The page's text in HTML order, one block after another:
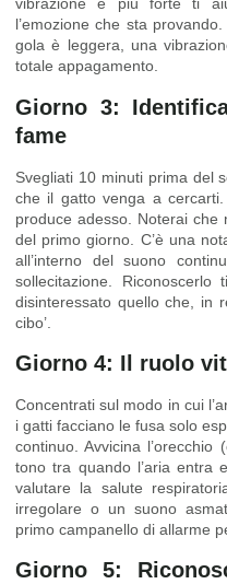
vibrazione è più forte ti
l’emozione che sta
gola è leggera, una
totale appagamento.
Giorno 3:
fame
Svegliati 10 minuti prima del
che il gatto venga a
produce adesso. Noterai
del primo giorno. C’è una
all’interno del suono
sollecitazione.
disinteressato quello che, in
cibo’.
Giorno 4: Il ruolo
Concentrati sul modo in cui
i gatti facciano le fusa solo
continuo. Avvicina
tono tra quando l’aria entra
valutare la salute
irregolare o un suono
primo campanello di allarme
Giorno 5: